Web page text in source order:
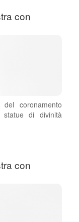
con
coronamento
di divinità
con